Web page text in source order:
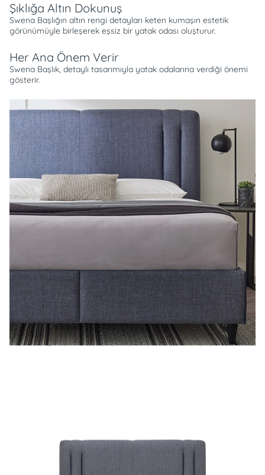
Şıklığa Altın Dokunuş
Swena Başlığın altın rengi detayları keten kumaşın estetik
görünümüyle birleşerek eşsiz bir yatak odası oluşturur.
Her Ana Önem Verir
Swena Başlık, detaylı tasarımıyla yatak odalarına verdiği önemi
gösterir.